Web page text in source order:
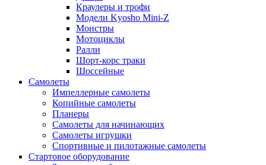
Краулеры и трофи
Модели Kyosho Mini-Z
Монстры
Мотоциклы
Ралли
Шорт-корс траки
Шоссейные
Самолеты
Импеллерные самолеты
Копийные самолеты
Планеры
Самолеты для начинающих
Самолеты игрушки
Спортивные и пилотажные самолеты
Стартовое оборудование